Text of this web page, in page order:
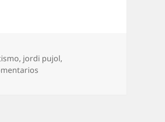
, jordi pujol,